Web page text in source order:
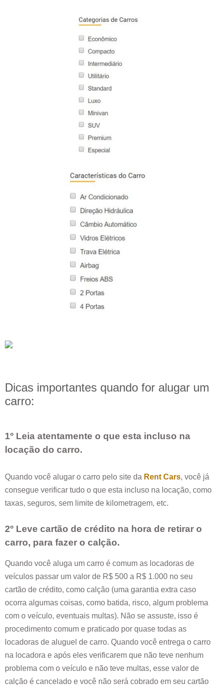
Dicas importantes quando for alugar um
carro:
1º Leia atentamente o que esta incluso na
locação do carro.
Quando você alugar o carro pelo site da Rent Cars, você já
consegue verificar tudo o que esta incluso na locação, como
taxas, seguros, sem limite de kilometragem, etc.
2º Leve cartão de crédito na hora de retirar o
carro, para fazer o calção.
Quando você aluga um carro é comum as locadoras de
veículos passar um valor de R$ 500 a R$ 1.000 no seu
cartão de crédito, como calção (uma garantia extra caso
ocorra algumas coisas, como batida, risco, algum problema
com o veículo, eventuais multas). Não se assuste, isso é
procedimento comum e praticado por quase todas as
locadoras de aluguel de carro. Quando você entrega o carro
na locadora e após eles verificarem que não teve nenhum
problema com o veículo e não teve multas, esse valor de
calção é cancelado e você não será cobrado em seu cartão